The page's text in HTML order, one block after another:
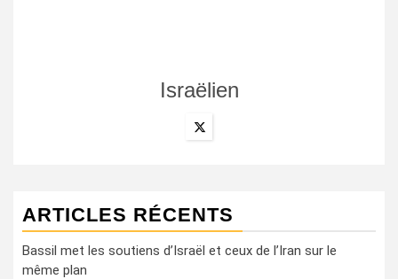
Israëlien
ARTICLES RÉCENTS
Bassil met les soutiens d’Israël et ceux de l’Iran sur le
même plan